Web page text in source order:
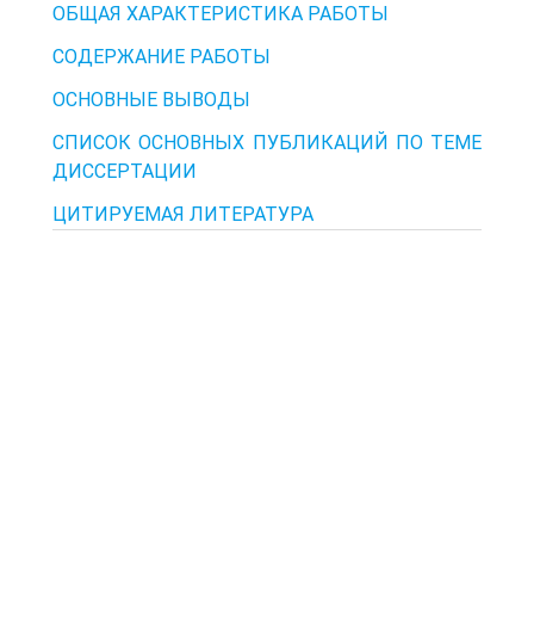
ОБЩАЯ ХАРАКТЕРИСТИКА РАБОТЫ
СОДЕРЖАНИЕ РАБОТЫ
ОСНОВНЫЕ ВЫВОДЫ
СПИСОК ОСНОВНЫХ ПУБЛИКАЦИЙ ПО ТЕМЕ
ДИССЕРТАЦИИ
ЦИТИРУЕМАЯ ЛИТЕРАТУРА